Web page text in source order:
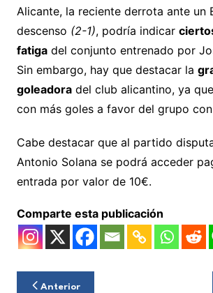
Alicante, la reciente derrota ante un
descenso (2-1), podría indicar
fatigadel conjunto entrenado por
Sin embargo, hay que destacar la
goleadoradel club alicantino, ya
con más goles a favor del grupo
Cabe destacar que al partido
Antonio Solana se podrá acceder
entrada por valor de 10€.
Comparte esta publicación
Navegación
Anterior